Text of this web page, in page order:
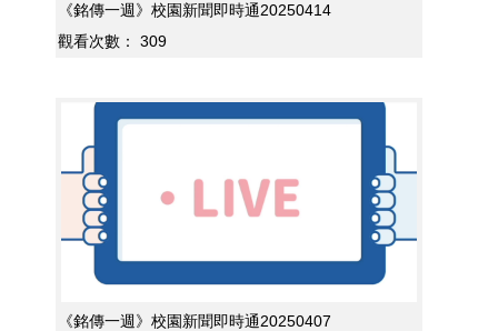
《銘傳一週》校園新聞即時通20250414
觀看次數：
309
《銘傳一週》校園新聞即時通20250407